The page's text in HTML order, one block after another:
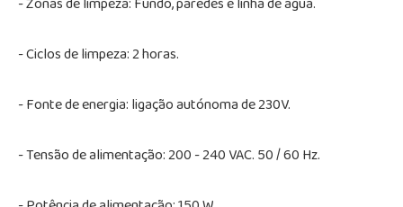
- Ciclos de limpeza: 2 horas.
- Fonte de energia: ligação autónoma de 230V.
- Tensão de alimentação: 200 - 240 VAC. 50 / 60 Hz.